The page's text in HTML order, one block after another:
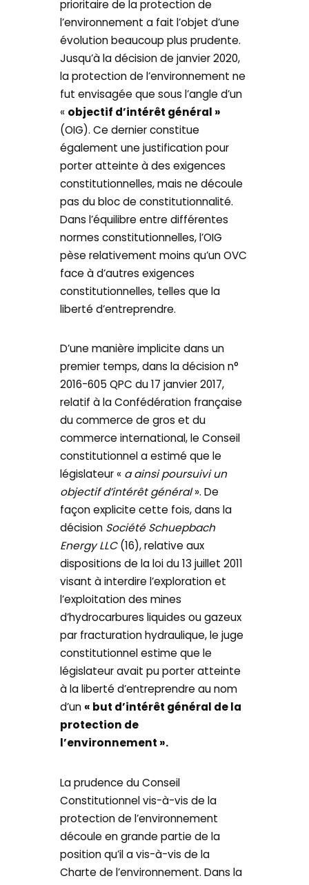
prioritaire de la protection de
l’environnement a fait l’objet d’une
évolution beaucoup plus prudente.
Jusqu’à la décision de janvier 2020,
la protection de l’environnement ne
fut envisagée que sous l’angle d’un
« objectif d’intérêt général »
(OIG). Ce dernier constitue
également une justification pour
porter atteinte à des exigences
constitutionnelles, mais ne découle
pas du bloc de constitutionnalité.
Dans l’équilibre entre différentes
normes constitutionnelles, l’OIG
pèse relativement moins qu’un OVC
face à d’autres exigences
constitutionnelles, telles que la
liberté d’entreprendre.
D’une manière implicite dans un
premier temps, dans la décision n°
2016-605 QPC du 17 janvier 2017,
relatif à la Confédération française
du commerce de gros et du
commerce international, le Conseil
constitutionnel a estimé que le
législateur « a ainsi poursuivi un
objectif d’intérêt général». De
façon explicite cette fois, dans la
décision Société Schuepbach
Energy LLC(16), relative aux
dispositions de la loi du 13 juillet 2011
visant à interdire l’exploration et
l’exploitation des mines
d’hydrocarbures liquides ou gazeux
par fracturation hydraulique, le juge
constitutionnel estime que le
législateur avait pu porter atteinte
à la liberté d’entreprendre au nom
d’un« but d’intérêt général de la
protection de
l’environnement ».
La prudence du Conseil
Constitutionnel vis-à-vis de la
protection de l’environnement
découle en grande partie de la
position qu’il a vis-à-vis de la
Charte de l’environnement. Dans la